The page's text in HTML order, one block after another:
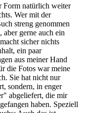
die Fotos war meine
Sie hat nicht nur
sondern, in enger
abgeliefert, die mir
haben. Speziell
Auch das ist
nicht
euch, dann hat sich